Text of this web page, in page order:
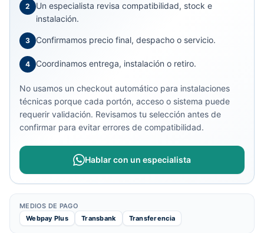
2
Un especialista revisa compatibilidad, stock e
instalación.
3 Confirmamos precio final, despacho o servicio.
4 Coordinamos entrega, instalación o retiro.
No usamos un checkout automático para instalaciones
técnicas porque cada portón, acceso o sistema puede
requerir validación. Revisamos tu selección antes de
confirmar para evitar errores de compatibilidad.
Hablar con un especialista
MEDIOS DE PAGO
Webpay Plus
Transbank Transferencia